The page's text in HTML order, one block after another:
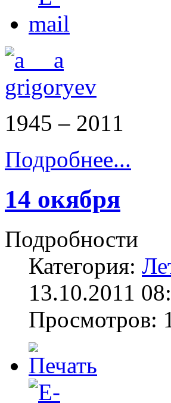
1945 – 2011
Подробнее...
14 окября
Подробности
Категория:
13.10.2011
Просмотров: